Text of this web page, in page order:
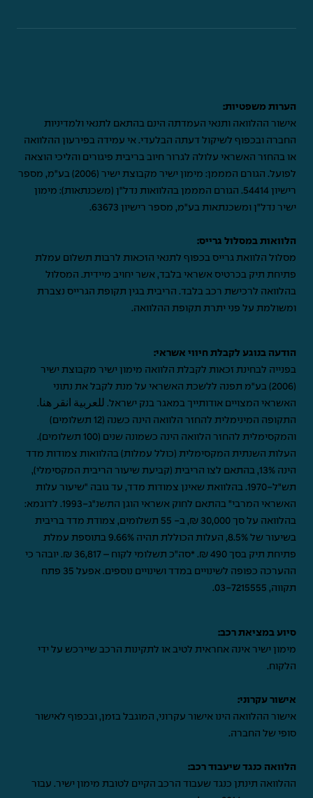
הערות משפטיות:
אישור ההלוואה ותנאי העמדתה הינם בהתאם לתנאי ולמדיניות
החברה ובכפוף לשיקול דעתה הבלעדי. אי עמידה בפירעון ההלוואה
או בהחזר האשראי עלולה לגרור חיוב בריבית פיגורים והליכי הוצאה
לפועל. הגורם המממן: מימון ישיר מקבוצת ישיר (2006) בע"מ, מספר
רישיון 54414. הגורם המממן בהלוואות נדל"ן (משכנתאות): מימון
ישיר נדל"ן ומשכנתאות בע"מ, מספר רישיון 63673.
הלוואות במסלול גרייס:
מסלול הלוואת גרייס בכפוף לתנאי הזכאות לרבות תשלום עמלת
פתיחת תיק בכרטיס אשראי בלבד, אשר יחויב מיידית. המסלול
בהלוואה לרכישת רכב בלבד. הריבית בגין תקופת הגרייס נצברת
ומשולמת על פני יתרת תקופת ההלוואה.
הודעה בנוגע לקבלת חיווי אשראי:
בפנייה לבחינת זכאות לקבלת הלוואה מימון ישיר מקבוצת ישיר
(2006) בע"מ תפנה ללשכת האשראי על מנת לקבל את נתוני
האשראי המצויים אודותייך במאגר בנק ישראל. للعربية انقر هنا.
התקופה המינימלית להחזר הלוואה הינה כשנה (12 תשלומים)
והמקסימלית להחזר הלוואה הינה כשמונה שנים (100 תשלומים).
העלות השנתית המקסימלית (כולל עמלות) בהלוואות צמודות מדד
הינה 13%, בהתאם לצו הריבית (קביעת שיעור הריבית המקסימלי),
תש"ל-1970. בהלוואת שאינן צמודות מדד, עד גובה "שיעור עלות
האשראי המרבי" בהתאם לחוק אשראי הוגן התשנ"ג-1993. לדוגמא:
בהלוואה על סך 30,000 ₪, ב- 55 תשלומים, צמודת מדד בריבית
בשיעור של 8.5%, העלות הכוללת תהיה 9.66% בתוספת עמלת
פתיחת תיק בסך 490 ₪. *סה"כ תשלומי לקוח – 36,817 ₪. יובהר כי
ההערכה כפופה לשינויים במדד ושינויים נוספים. אפעל 35 פתח
תקווה, 03-7215555
.
סיוע במציאת רכב:
מימון ישיר אינה אחראית לטיב או לתקינות הרכב שיירכש על ידי
הלקוח.
אישור עקרוני:
אישור ההלוואה הינו אישור עקרוני, המוגבל בזמן, ובכפוף לאישור
סופי של החברה.
הלוואה כנגד שיעבוד רכב:
ההלוואה תינתן כנגד שעבוד הרכב הקיים לטובת מימון ישיר. עבור